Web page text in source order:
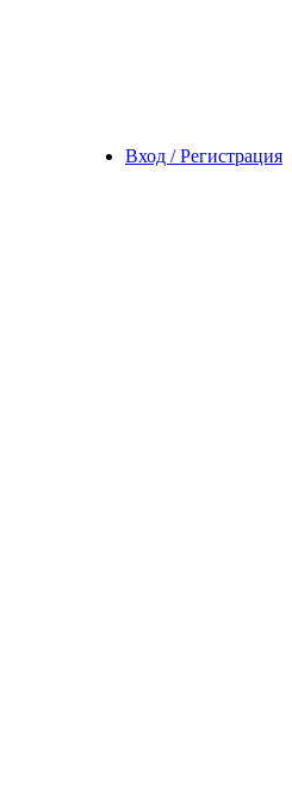
Вход / Регистрация